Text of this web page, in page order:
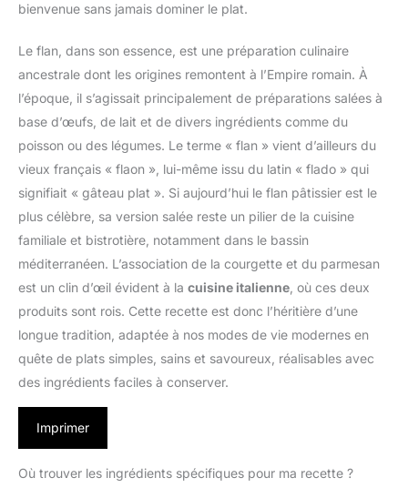
bienvenue sans jamais dominer le plat.
Le flan, dans son essence, est une préparation culinaire
ancestrale dont les origines remontent à l’Empire romain. À
l’époque, il s’agissait principalement de préparations salées à
base d’œufs, de lait et de divers ingrédients comme du
poisson ou des légumes. Le terme « flan » vient d’ailleurs du
vieux français « flaon », lui-même issu du latin « flado » qui
signifiait « gâteau plat ». Si aujourd’hui le flan pâtissier est le
plus célèbre, sa version salée reste un pilier de la cuisine
familiale et bistrotière, notamment dans le bassin
méditerranéen. L’association de la courgette et du parmesan
est un clin d’œil évident à la cuisine italienne , où ces deux
produits sont rois. Cette recette est donc l’héritière d’une
longue tradition, adaptée à nos modes de vie modernes en
quête de plats simples, sains et savoureux, réalisables avec
des ingrédients faciles à conserver.
Imprimer
Où trouver les ingrédients spécifiques pour ma recette ?